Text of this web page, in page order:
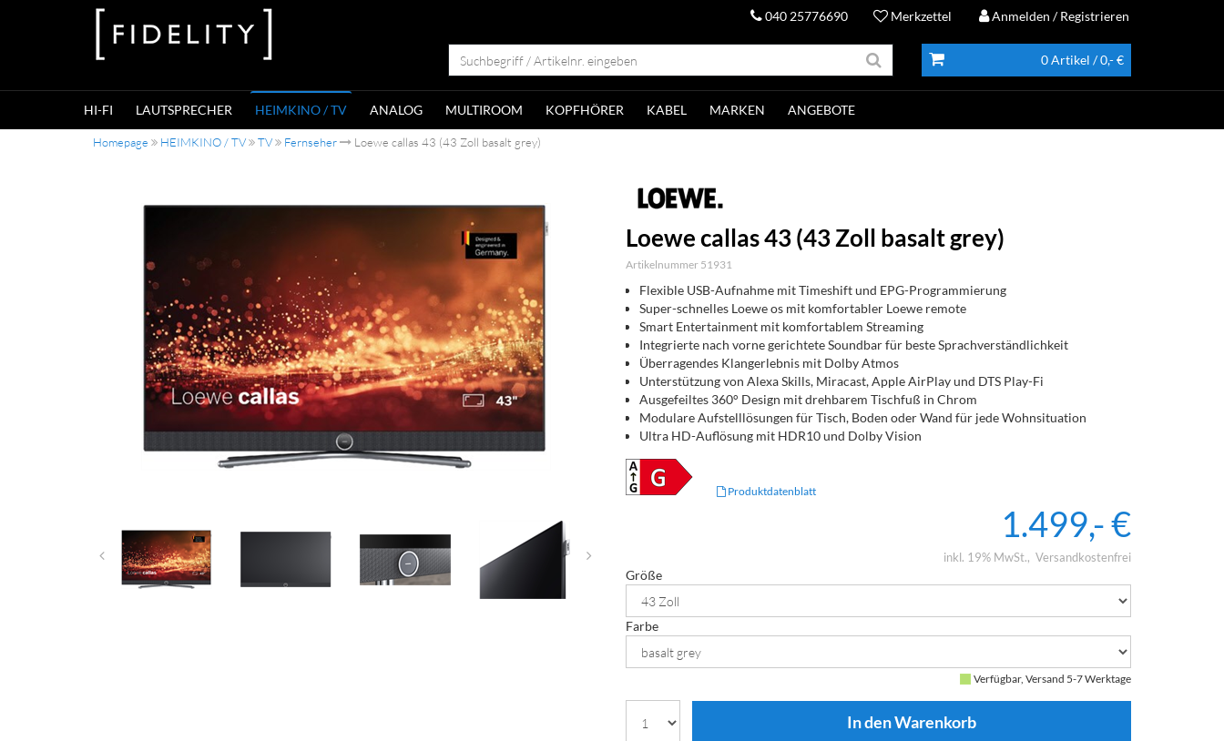
040 25776690 Merkzettel Anmelden / Registrieren
0 Artikel / 0,- €
HI-FI LAUTSPRECHER HEIMKINO / TV ANALOG MULTIROOM KOPFHÖRER KABEL MARKEN ANGEBOTE
Homepage HEIMKINO / TV TV Fernseher Loewe callas 43 (43 Zoll basalt grey)
Loewe callas 43 (43 Zoll basalt grey)
Artikelnummer 51931
Flexible USB-Aufnahme mit Timeshift und EPG-Programmierung
Super-schnelles Loewe os mit komfortabler Loewe remote
Smart Entertainment mit komfortablem Streaming
Integrierte nach vorne gerichtete Soundbar für beste Sprachverständlichkeit
Überragendes Klangerlebnis mit Dolby Atmos
Unterstützung von Alexa Skills, Miracast, Apple AirPlay und DTS Play-Fi
Ausgefeiltes 360° Design mit drehbarem Tischfuß in Chrom
Modulare Aufstelllösungen für Tisch, Boden oder Wand für jede Wohnsituation
Ultra HD-Auflösung mit HDR10 und Dolby Vision
Produktdatenblatt
1.499,- €
inkl. 19% MwSt. Versandkostenfrei
Größe
Farbe
Verfügbar, Versand 5-7 Werktage